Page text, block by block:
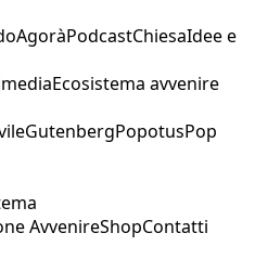
AgoràPodcastChiesaIdee e
Ecosistema avvenire
GutenbergPopotusPop
AvvenireShopContatti